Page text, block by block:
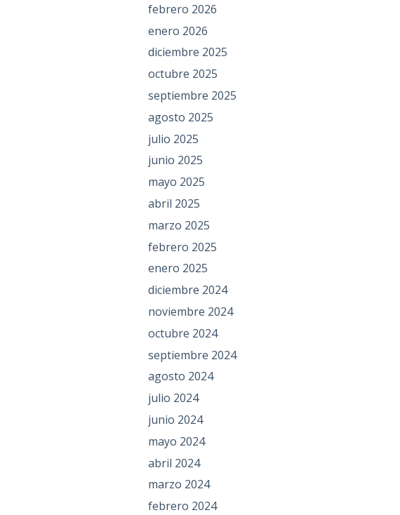
febrero 2026
enero 2026
diciembre 2025
octubre 2025
septiembre 2025
agosto 2025
julio 2025
junio 2025
mayo 2025
abril 2025
marzo 2025
febrero 2025
enero 2025
diciembre 2024
noviembre 2024
octubre 2024
septiembre 2024
agosto 2024
julio 2024
junio 2024
mayo 2024
abril 2024
marzo 2024
febrero 2024